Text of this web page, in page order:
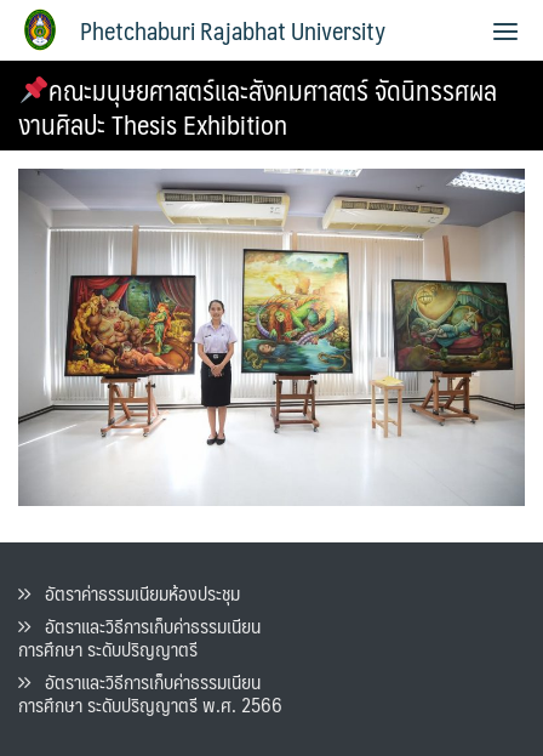
Phetchaburi Rajabhat University
คณะมนุษยศาสตร์และสังคมศาสตร์ จัดนิทรรศผล
งานศิลปะ Thesis Exhibition
อัตราค่าธรรมเนียมห้องประชุม
อัตราและวิธีการเก็บค่าธรรมเนียน
การศึกษา ระดับปริญญาตรี
อัตราและวิธีการเก็บค่าธรรมเนียน
การศึกษา ระดับปริญญาตรี พ.ศ. 2566